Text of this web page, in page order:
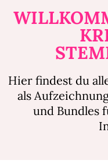
Hier findest du
als
und Bundles